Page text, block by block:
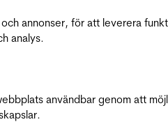
annonser, för att leverera
analys.
användbar genom att